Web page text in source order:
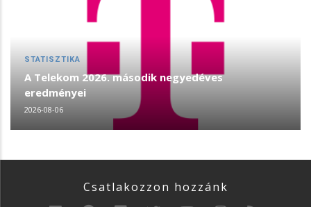
STATISZTIKA
A Telekom 2026. második negyedéves
eredményei
2026-08-06
Csatlakozzon hozzánk